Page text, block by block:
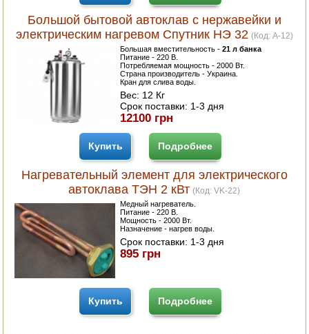
Большой бытовой автоклав с нержавейки и
электрическим нагревом Спутник НЭ 32 (Код: A-12)
Большая вместительность -21 л банка
Питание - 220 В.
Потребляемая мощность - 2000 Вт.
Страна производитель - Украина.
Кран для слива воды.
Вес: 12 Кг
Срок поставки: 1-3 дня
12100 грн
Купить Подробнее
Нагревательный элемент для электрического
автоклава ТЭН 2 кВт (Код:VK-22)
Медный нагреватель.
Питание - 220 В.
Мощность - 2000 Вт.
Назначение - нагрев воды.
Срок поставки: 1-3 дня
895 грн
Купить Подробнее